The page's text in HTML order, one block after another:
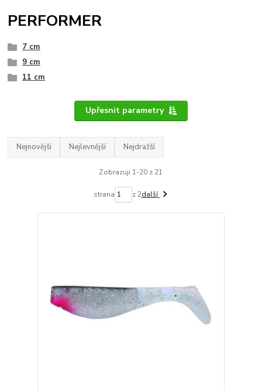
PERFORMER
7 cm
9 cm
11 cm
Upřesnit parametry
Nejnovější Nejlevnější Nejdražší
Zobrazuji 1-20 z 21
strana z 2další